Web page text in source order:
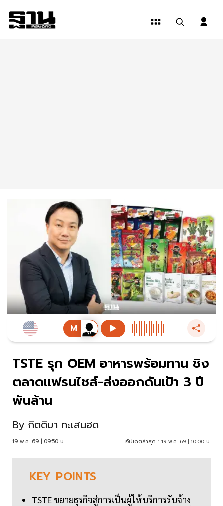
TSTE รุก OEM อาหารพร้อมทาน ชิง
ตลาดแฟรนไชส์-ส่งออกดันเป้า 3 ปี
พันล้าน
By กิตติมา ทะเสนฮด
19 พ.ค. 69 | 09:50 น. อัปเดตล่าสุด : 19 พ.ค. 69 | 10:00 น.
KEY POINTS
TSTE ขยายธุรกิจสู่การเป็นผู้ให้บริการรับจ้าง